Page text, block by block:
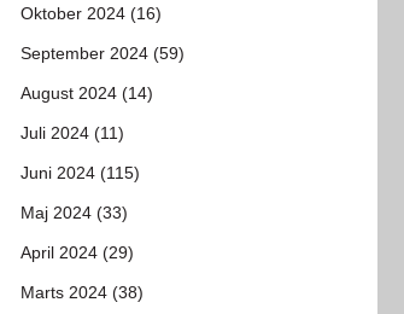
Oktober 2024 (16)
September 2024 (59)
August 2024 (14)
Juli 2024 (11)
Juni 2024 (115)
Maj 2024 (33)
April 2024 (29)
Marts 2024 (38)